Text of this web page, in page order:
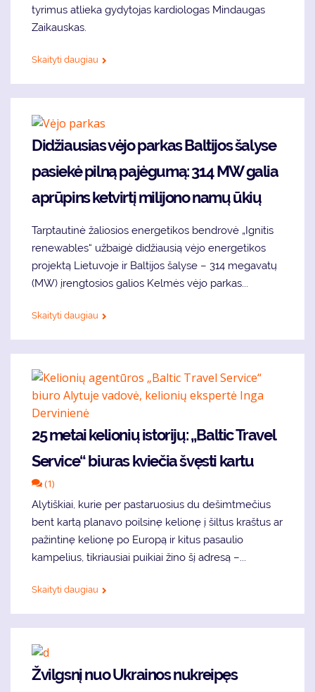
tyrimus atlieka gydytojas kardiologas Mindaugas
Zaikauskas.
Skaityti daugiau
Didžiausias vėjo parkas Baltijos šalyse
pasiekė pilną pajėgumą: 314 MW galia
aprūpins ketvirtį milijono namų ūkių
Tarptautinė žaliosios energetikos bendrovė „Ignitis
renewables“ užbaigė didžiausią vėjo energetikos
projektą Lietuvoje ir Baltijos šalyse – 314 megavatų
(MW) įrengtosios galios Kelmės vėjo parkas...
Skaityti daugiau
25 metai kelionių istorijų: „Baltic Travel
Service“ biuras kviečia švęsti kartu
(1)
Alytiškiai, kurie per pastaruosius du dešimtmečius
bent kartą planavo poilsinę kelionę į šiltus kraštus ar
pažintinę kelionę po Europą ir kitus pasaulio
kampelius, tikriausiai puikiai žino šį adresą –...
Skaityti daugiau
Žvilgsnį nuo Ukrainos nukreipęs